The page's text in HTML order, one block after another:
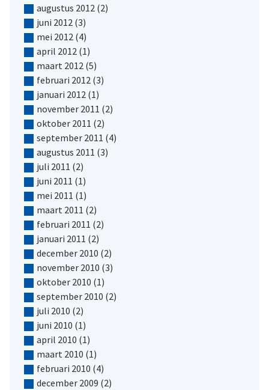
augustus 2012 (2)
juni 2012 (3)
mei 2012 (4)
april 2012 (1)
maart 2012 (5)
februari 2012 (3)
januari 2012 (1)
november 2011 (2)
oktober 2011 (2)
september 2011 (4)
augustus 2011 (3)
juli 2011 (2)
juni 2011 (1)
mei 2011 (1)
maart 2011 (2)
februari 2011 (2)
januari 2011 (2)
december 2010 (2)
november 2010 (3)
oktober 2010 (1)
september 2010 (2)
juli 2010 (2)
juni 2010 (1)
april 2010 (1)
maart 2010 (1)
februari 2010 (4)
december 2009 (2)